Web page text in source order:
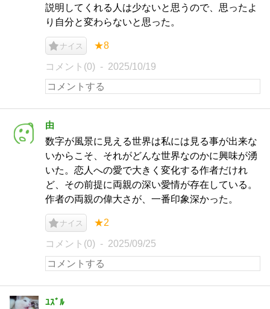
説明してくれる人は少ないと思うので、思ったよ
り自分と変わらないと思った。
ナイス ★8
コメント(0) 2025/10/19
由
数字が風景に見える世界は私には見る事が出来な
いからこそ、それがどんな世界なのかに興味が湧
いた。恋人への愛で大きく変化する作者だけれ
ど、その前提に両親の深い愛情が存在している。
作者の両親の偉大さが、一番印象深かった。
ナイス ★2
コメント(0) 2025/09/25
ﾕｽﾞﾙ